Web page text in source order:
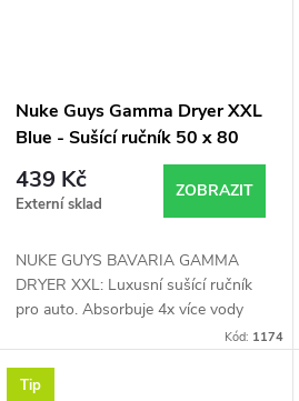
Nuke Guys Gamma Dryer XXL
Blue - Sušící ručník 50 x 80
cm (1400GSM)
439 Kč
Externí sklad
ZOBRAZIT
NUKE GUYS BAVARIA GAMMA
DRYER XXL: Luxusní sušící ručník
pro auto. Absorbuje 4x více vody
udržuje. Ideální rozměry...
Kód: 1174
Tip